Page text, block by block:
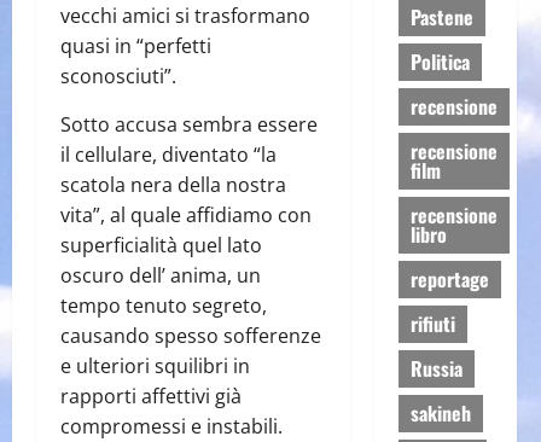
vecchi amici si trasformano
quasi in “perfetti
sconosciuti”.
Sotto accusa sembra essere
il cellulare, diventato “la
scatola nera della nostra
vita”, al quale affidiamo con
superficialità quel lato
oscuro dell’ anima, un
tempo tenuto segreto,
causando spesso sofferenze
e ulteriori squilibri in
rapporti affettivi già
compromessi e instabili.
Pastene
Politica
recensione
recensione
film
recensione
libro
reportage
rifiuti
Russia
sakineh